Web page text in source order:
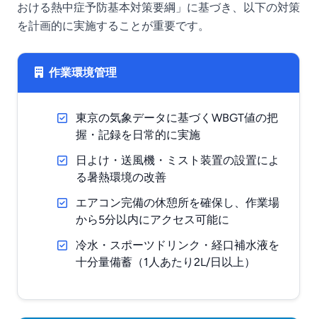
おける熱中症予防基本対策要綱」に基づき、以下の対策
を計画的に実施することが重要です。
作業環境管理
東京の気象データに基づくWBGT値の把
握・記録を日常的に実施
日よけ・送風機・ミスト装置の設置によ
る暑熱環境の改善
エアコン完備の休憩所を確保し、作業場
から5分以内にアクセス可能に
冷水・スポーツドリンク・経口補水液を
十分量備蓄（1人あたり2L/日以上）